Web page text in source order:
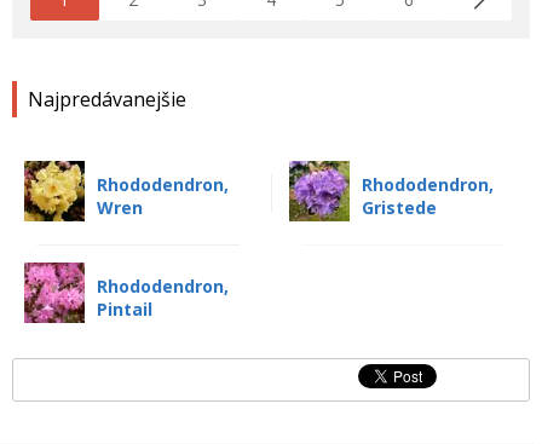
Najpredávanejšie
Rhododendron,
Wren
Rhododendron,
Gristede
Rhododendron,
Pintail